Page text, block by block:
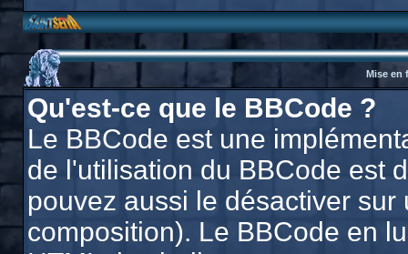
Mise en
Qu'est-ce que le BBCode ?
Le BBCode est une
de l'utilisation du BBCode est
pouvez aussi le désactiver
composition). Le BBCode en